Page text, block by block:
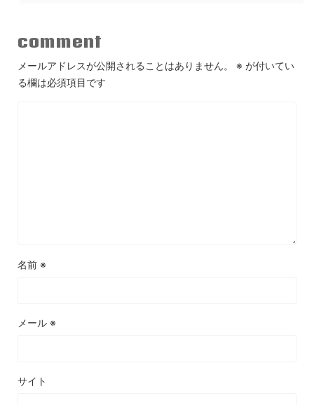
comment
メールアドレスが公開されることはありません。 ※ が付いてい
る欄は必須項目です
名前 ※
メール ※
サイト